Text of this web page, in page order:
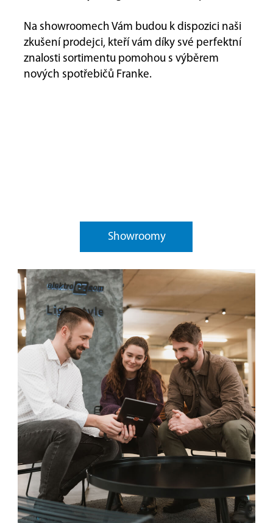
Na showroomech Vám budou k dispozici naši
zkušení prodejci, kteří vám díky své perfektní
znalosti sortimentu pomohou s výběrem
nových spotřebičů Franke.
Showroomy